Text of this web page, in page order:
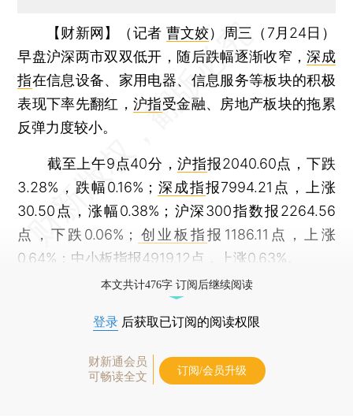
【财新网】（记者 曹文姣）
周三（7月24日）
早盘沪深两市双双低开，随后跌幅逐渐收窄，深成
指在信息设备、家用电器、信息服务等板块的积极
表现下率先翻红，沪指受金融、房地产板块的拖累
反弹力度较小。
截至上午9点40分，沪指报2040.60点，下跌
3.28%，跌幅0.16%； 深成指报7994.21点，上涨
30.50点，涨幅0.38%；沪深300指数报2264.56
点，下跌0.06%； 创业板指报1186.11点，上涨
0.64%； 中小板指报4919.12点，上涨0.63%。
本文共计476字 订阅后继续阅读
登录 后获取已订阅的阅读权限
财新通会员
可畅读全文
订阅/会员升级